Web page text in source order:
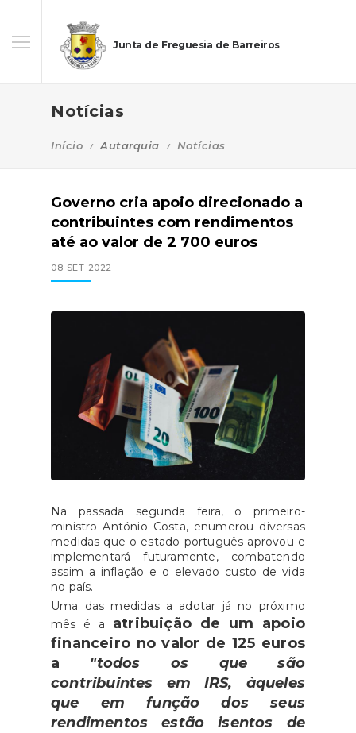
Junta de Freguesia de Barreiros
Notícias
Início Autarquia Notícias
Governo cria apoio direcionado a
contribuintes com rendimentos
até ao valor de 2 700 euros
08-SET-2022
Na passada segunda feira, o primeiro-
ministro António Costa, enumerou diversas
medidas que o estado português aprovou e
implementará futuramente, combatendo
assim a inflação e o elevado custo de vida
no país.
Uma das medidas a adotar já no próximo
mês é a atribuição de um apoio
financeiro no valor de 125 euros
a "todos os que são
contribuintes em IRS, àqueles
que em função dos seus
rendimentos estão isentos de